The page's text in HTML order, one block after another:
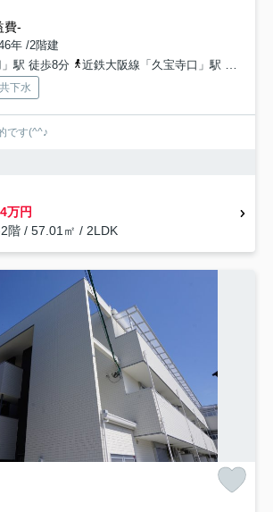
費-
年 /2階建
駅 徒歩8分
近鉄大阪線「久宝寺口」駅 徒歩15分
下水
です(^^♪
万円
階 / 57.01㎡ / 2LDK